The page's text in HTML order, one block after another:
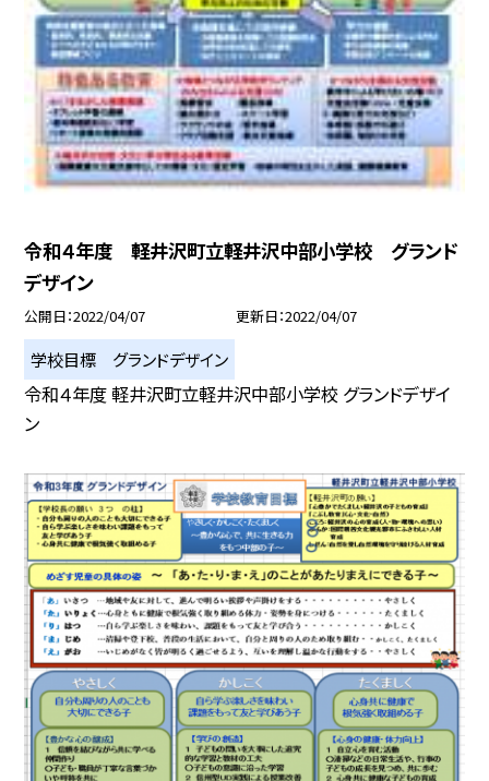
令和４年度 軽井沢町立軽井沢中部小学校 グランド
デザイン
公開日 2022/04/07 更新日 2022/04/07
学校目標 グランドデザイン
令和４年度 軽井沢町立軽井沢中部小学校 グランドデザイ
ン